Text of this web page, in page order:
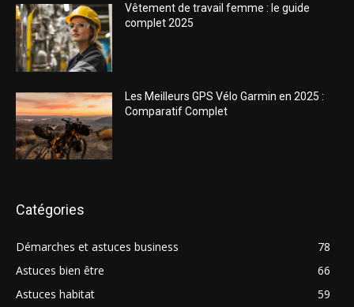
Vêtement de travail femme : le guide
complet 2025
Les Meilleurs GPS Vélo Garmin en 2025 :
Comparatif Complet
Catégories
Démarches et astuces business
78
Astuces bien être
66
Astuces habitat
59